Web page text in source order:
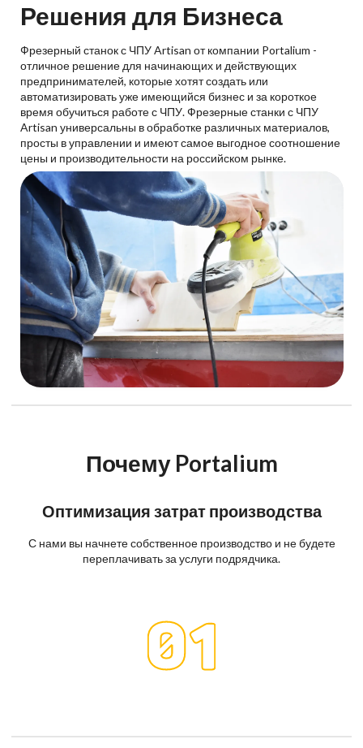
Решения для Бизнеса
Фрезерный станок с ЧПУ Artisan от компании Portalium -
отличное решение для начинающих и действующих
предпринимателей, которые хотят создать или
автоматизировать уже имеющийся бизнес и за короткое
время обучиться работе с ЧПУ. Фрезерные станки с ЧПУ
Artisan универсальны в обработке различных материалов,
просты в управлении и имеют самое выгодное соотношение
цены и производительности на российском рынке.
Почему Portalium
Оптимизация затрат производства
С нами вы начнете собственное производство и не будете
переплачивать за услуги подрядчика.